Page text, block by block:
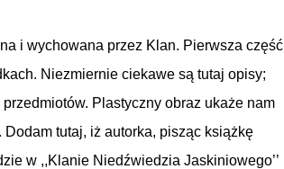
i wychowana przez Klan. Pierwsza część
Niezmiernie ciekawe są tutaj opisy;
Plastyczny obraz ukaże nam
tutaj, iż autorka, pisząc książkę
w ,,Klanie Niedźwiedzia Jaskiniowego’’